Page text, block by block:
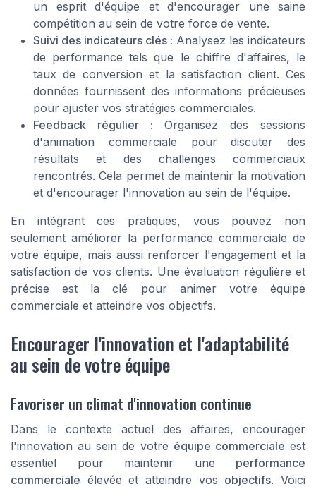
un esprit d'équipe et d'encourager une saine
compétition au sein de votre force de vente.
Suivi des indicateurs clés : Analysez les indicateurs
de performance tels que le chiffre d'affaires, le
taux de conversion et la satisfaction client. Ces
données fournissent des informations précieuses
pour ajuster vos stratégies commerciales.
Feedback régulier : Organisez des sessions
d'animation commerciale pour discuter des
résultats et des challenges commerciaux
rencontrés. Cela permet de maintenir la motivation
et d'encourager l'innovation au sein de l'équipe.
En intégrant ces pratiques, vous pouvez non
seulement améliorer la performance commerciale de
votre équipe, mais aussi renforcer l'engagement et la
satisfaction de vos clients. Une évaluation régulière et
précise est la clé pour animer votre équipe
commerciale et atteindre vos objectifs.
Encourager l'innovation et l'adaptabilité
au sein de votre équipe
Favoriser un climat d'innovation continue
Dans le contexte actuel des affaires, encourager
l'innovation au sein de votre équipe commerciale est
essentiel pour maintenir une performance
commerciale élevée et atteindre vos objectifs. Voici